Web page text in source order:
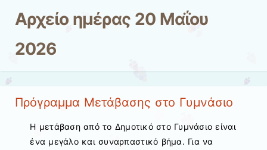
Αρχείο ημέρας 20 Μαΐου
2026
Πρόγραμμα Μετάβασης στο Γυμνάσιο
Η μετάβαση από το Δημοτικό στο Γυμνάσιο είναι
ένα μεγάλο και συναρπαστικό βήμα. Για να